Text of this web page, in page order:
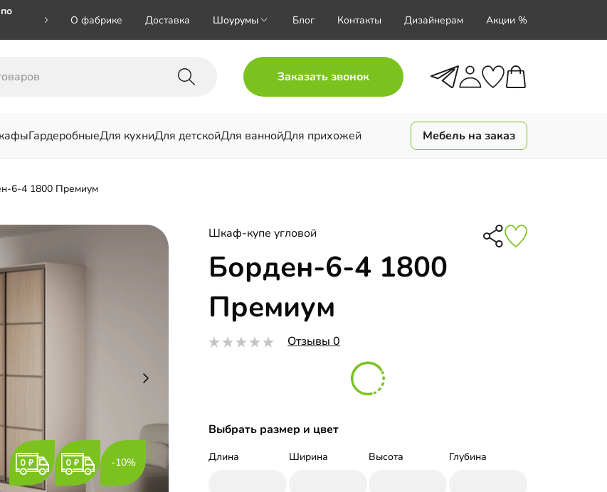
О фабрике Доставка Шоурумы Блог Контакты Дизайнерам Акции %
Заказать звонок
ГардеробныеДля кухниДля детскойДля ваннойДля прихожей Мебель на заказ
6-4 1800 Премиум
-10%
Шкаф-купе угловой
Борден-6-4 1800
Премиум
Отзывы 0
Выбрать размер и цвет
Длина Ширина Высота Глубина